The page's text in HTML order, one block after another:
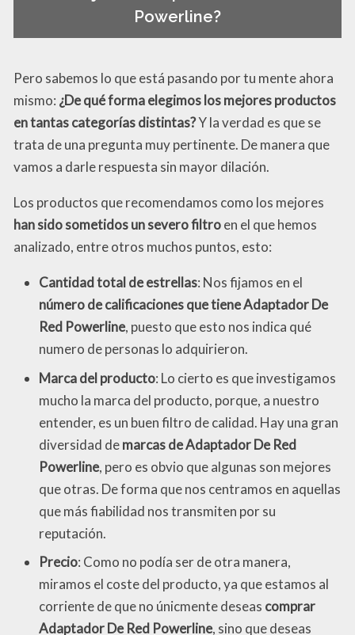
Powerline?
Pero sabemos lo que está pasando por tu mente ahora
mismo: ¿De qué forma elegimos los mejores productos
en tantas categorías distintas?Y la verdad es que se
trata de una pregunta muy pertinente. De manera que
vamos a darle respuesta sin mayor dilación.
Los productos que recomendamos como los mejores
han sido sometidos un severo filtroen el que hemos
analizado, entre otros muchos puntos, esto:
Cantidad total de estrellas: Nos fijamos en el
número de calificaciones que tiene Adaptador De
Red Powerline, puesto que esto nos indica qué
numero de personas lo adquirieron.
Marca del producto: Lo cierto es que investigamos
mucho la marca del producto, porque, a nuestro
entender, es un buen filtro de calidad. Hay una gran
diversidad demarcas de Adaptador De Red
Powerline, pero es obvio que algunas son mejores
que otras. De forma que nos centramos en aquellas
que más fiabilidad nos transmiten por su
reputación.
Precio: Como no podía ser de otra manera,
miramos el coste del producto, ya que estamos al
corriente de que no únicmente deseas comprar
Adaptador De Red Powerline, sino que deseas